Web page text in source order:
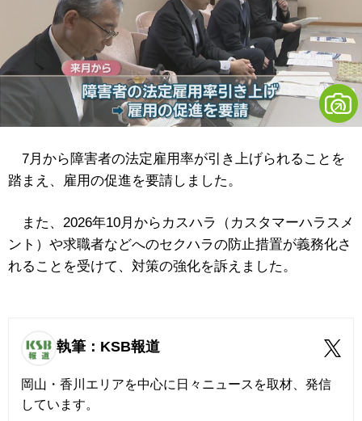
7月から障害者の法定雇用率が引き上げられることを
踏まえ、雇用の促進を要請しました。
また、2026年10月からカスハラ（カスタマーハラスメ
ント）や求職者などへのセクハラの防止措置が義務化さ
れることを受けて、対策の強化を訴えました。
執筆：KSB報道
岡山・香川エリアを中心に日々ニュースを取材、発信
しています。